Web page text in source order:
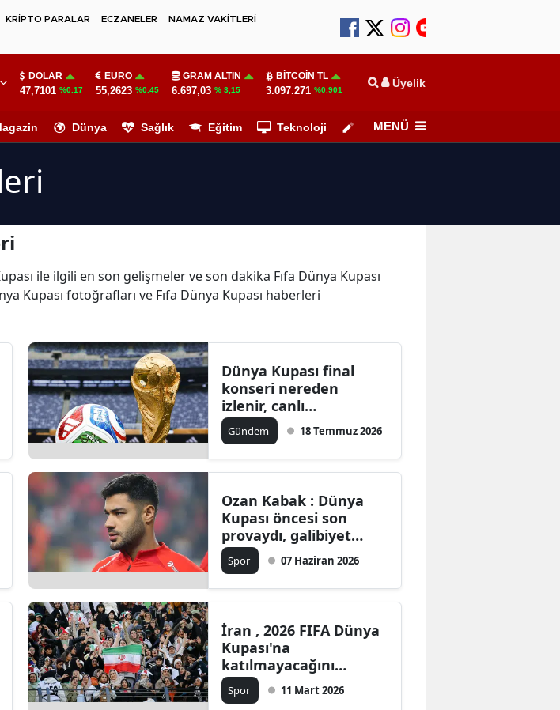
KRİPTO PARALAR ECZANELER
NAMAZ VAKİTLERİ
DOLAR
47,7101 %0.17
EURO
55,2623 %0.45
GRAM ALTIN
6.697,03 % 3,15
BITCOIN TL
3.097.271 %0.901 Üyelik
Dünya Sağlık Eğitim Teknoloji Köşe Yazarları
MENÜ
ile ilgili en son gelişmeler ve son dakika Fıfa Dünya Kupası
Kupası fotoğrafları ve Fıfa Dünya Kupası haberleri
Dünya Kupası final
konseri nereden
izlenir, canlı
yayınlanacak mı?
Gündem 18 Temmuz 2026
Ozan Kabak : Dünya
Kupası öncesi son
provaydı, galibiyet
önemliydi
Spor 07 Haziran 2026
İran , 2026 FIFA Dünya
Kupası'na
katılmayacağını
açıkladı
Spor 11 Mart 2026